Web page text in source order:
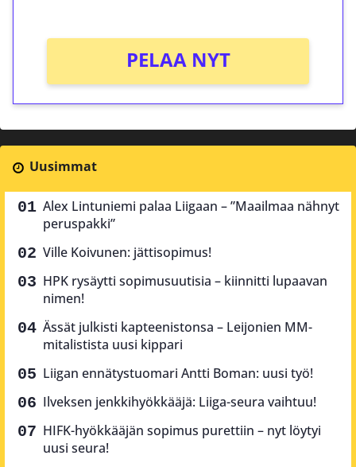
PELAA NYT
Uusimmat
Alex Lintuniemi palaa Liigaan – ”Maailmaa nähnyt
peruspakki”
Ville Koivunen: jättisopimus!
HPK rysäytti sopimusuutisia – kiinnitti lupaavan
nimen!
Ässät julkisti kapteenistonsa – Leijonien MM-
mitalistista uusi kippari
Liigan ennätystuomari Antti Boman: uusi työ!
Ilveksen jenkkihyökkääjä: Liiga-seura vaihtuu!
HIFK-hyökkääjän sopimus purettiin – nyt löytyi
uusi seura!